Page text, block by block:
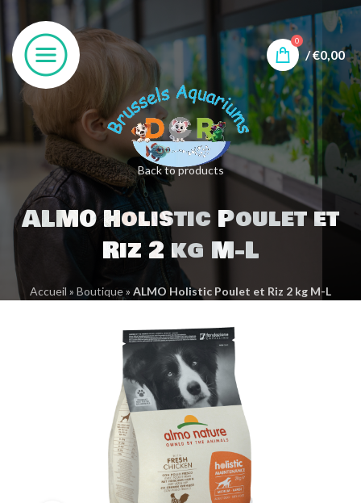
0
/€0,00
Back to products
ALMO Holistic Poulet et
Riz 2 kg M-L
Accueil » Boutique» ALMO Holistic Poulet et Riz 2 kg M-L